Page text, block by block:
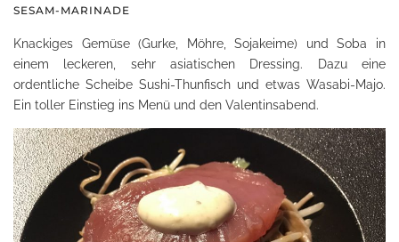
SESAM-MARINADE
Knackiges Gemüse (Gurke, Möhre, Sojakeime) und Soba in
einem leckeren, sehr asiatischen Dressing. Dazu eine
ordentliche Scheibe Sushi-Thunfisch und etwas Wasabi-Majo.
Ein toller Einstieg ins Menü und den Valentinsabend.